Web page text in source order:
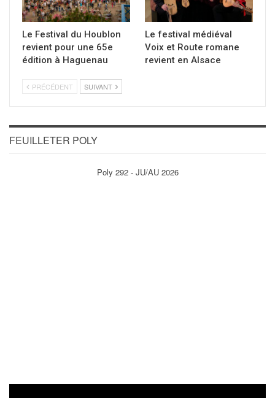
Le Festival du Houblon
revient pour une 65e
édition à Haguenau
Le festival médiéval
Voix et Route romane
revient en Alsace
PRÉCÉDENT SUIVANT
FEUILLETER POLY
Poly 292 - JU/AU 2026